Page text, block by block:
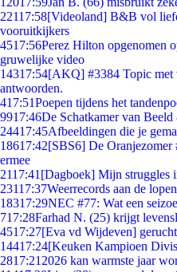
22117:58[Videoland] B&B vol
vooruitkijkers
4517:56Perez Hilton opgenomen
gruwelijke video
14317:54[AKQ] #3384 Topic met
antwoorden.
417:51Poepen tijdens het
9917:46De Schatkamer van
24417:45Afbeeldingen die je
18617:42[SBS6] De Oranjezomer
ermee
2117:41 [Dagboek] Mijn struggles
23117:37Weerrecords aan de
18317:29NEC #77: Wat een
717:28Farhad N. (25) krijgt
4517:27[Eva vd Wijdeven]
14417:24[Keuken Kampioen
2817:21 2026 kan warmste jaar